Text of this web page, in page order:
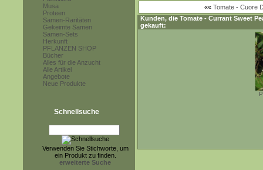
Musa
Proteen
Samen-Raritäten
Gekeimte Samen
Samen-Sets
Herkunft
PFLANZEN SHOP
Bücher
Alles für die Anzucht
Alle Artikel
Angebote
Neue Produkte
Schnellsuche
Verwenden Sie Stichworte, um
ein Produkt zu finden.
erweiterte Suche
«« Tomate - Cuore
Kunden, die Tomate - Currant Sweet
gekauft: